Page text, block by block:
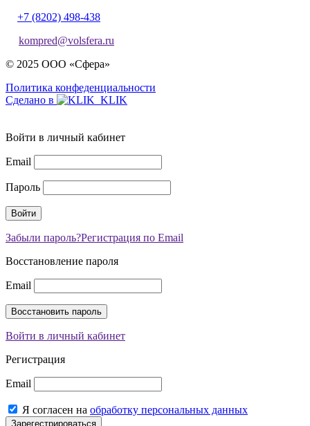
+7 (8202) 498-438
kompred@volsfera.ru
© 2025 ООО «Сфера»
Политика конфеденциальности
Сделано в
Войти в личный кабинет
Email
Пароль
Забыли пароль?Регистрация по Email
Восстановление пароля
Email
Войти в личный кабинет
Регистрация
Email
Я согласен на обработку персональных данных